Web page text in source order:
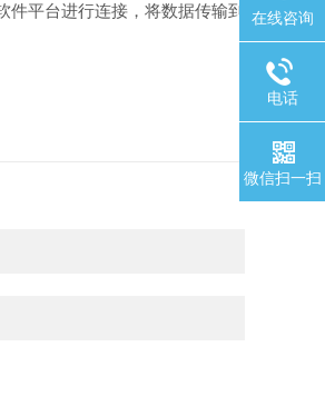
平台进行连接，将数据传输到
在线咨询
电话
微信扫一扫